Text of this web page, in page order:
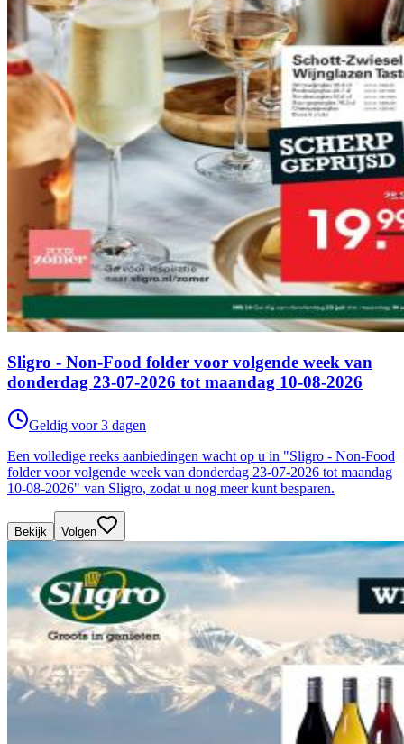
Sligro - Non-Food folder voor volgende week van
donderdag 23-07-2026 tot maandag 10-08-2026
Geldig voor 3 dagen
Een volledige reeks aanbiedingen wacht op u in "Sligro - Non-Food
folder voor volgende week van donderdag 23-07-2026 tot maandag
10-08-2026" van Sligro, zodat u nog meer kunt besparen.
Bekijk Volgen